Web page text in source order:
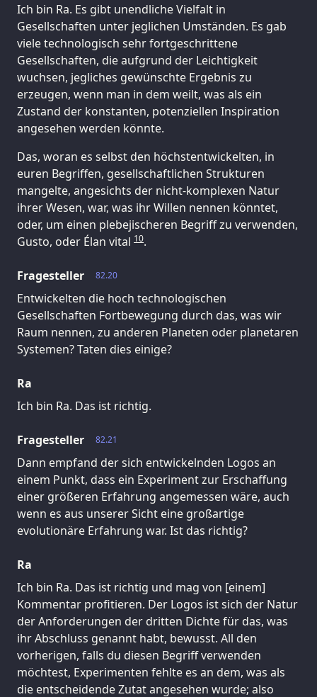
Ich bin Ra. Es gibt unendliche Vielfalt in
Gesellschaften unter jeglichen Umständen. Es gab
viele technologisch sehr fortgeschrittene
Gesellschaften, die aufgrund der Leichtigkeit
wuchsen, jegliches gewünschte Ergebnis zu
erzeugen, wenn man in dem weilt, was als ein
Zustand der konstanten, potenziellen Inspiration
angesehen werden könnte.
Das, woran es selbst den höchstentwickelten, in
euren Begriffen, gesellschaftlichen Strukturen
mangelte, angesichts der nicht-komplexen Natur
ihrer Wesen, war, was ihr Willen nennen könntet,
oder, um einen plebejischeren Begriff zu verwenden,
Gusto, oder Élan vital 10.
82.20
Fragesteller
Entwickelten die hoch technologischen
Gesellschaften Fortbewegung durch das, was wir
Raum nennen, zu anderen Planeten oder planetaren
Systemen? Taten dies einige?
Ra
Ich bin Ra. Das ist richtig.
82.21
Fragesteller
Dann empfand der sich entwickelnden Logos an
einem Punkt, dass ein Experiment zur Erschaffung
einer größeren Erfahrung angemessen wäre, auch
wenn es aus unserer Sicht eine großartige
evolutionäre Erfahrung war. Ist das richtig?
Ra
Ich bin Ra. Das ist richtig und mag von [einem]
Kommentar profitieren. Der Logos ist sich der Natur
der Anforderungen der dritten Dichte für das, was
ihr Abschluss genannt habt, bewusst. All den
vorherigen, falls du diesen Begriff verwenden
möchtest, Experimenten fehlte es an dem, was als
die entscheidende Zutat angesehen wurde; also